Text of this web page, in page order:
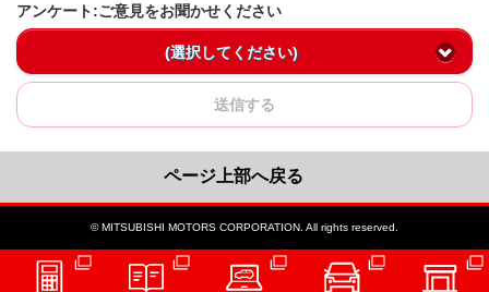
アンケート:ご意見をお聞かせください
(選択してください)
送信する
ページ上部へ戻る
© MITSUBISHI MOTORS CORPORATION. All rights reserved.